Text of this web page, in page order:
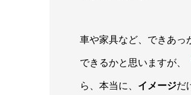
車や家具など、できあっ
できるかと思いますが、
ら、本当に、 イメージだ